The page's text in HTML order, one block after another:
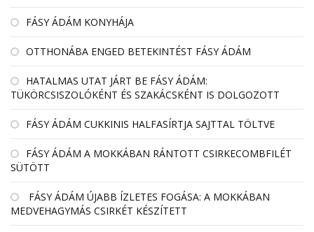
FÁSY ÁDÁM KONYHÁJA
OTTHONÁBA ENGED BETEKINTÉST FÁSY ÁDÁM
HATALMAS UTAT JÁRT BE FÁSY ÁDÁM:
TÜKÖRCSISZOLÓKÉNT ÉS SZAKÁCSKÉNT IS DOLGOZOTT
FÁSY ÁDÁM CUKKINIS HALFASÍRTJA SAJTTAL TÖLTVE
FÁSY ÁDÁM A MOKKÁBAN RÁNTOTT CSIRKECOMBFILÉT
SÜTÖTT
FÁSY ÁDÁM ÚJABB ÍZLETES FOGÁSA: A MOKKÁBAN
MEDVEHAGYMÁS CSIRKÉT KÉSZÍTETT